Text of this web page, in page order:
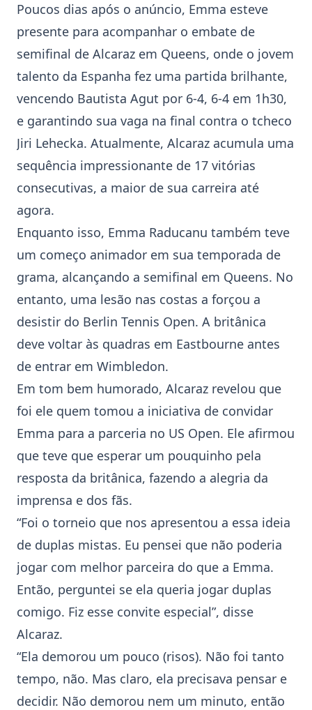
Poucos dias após o anúncio, Emma esteve
presente para acompanhar o embate de
semifinal de Alcaraz em Queens, onde o jovem
talento da Espanha fez uma partida brilhante,
vencendo Bautista Agut por 6-4, 6-4 em 1h30,
e garantindo sua vaga na final contra o tcheco
Jiri Lehecka. Atualmente, Alcaraz acumula uma
sequência impressionante de 17 vitórias
consecutivas, a maior de sua carreira até
agora.
Enquanto isso, Emma Raducanu também teve
um começo animador em sua temporada de
grama, alcançando a semifinal em Queens. No
entanto, uma lesão nas costas a forçou a
desistir do Berlin Tennis Open. A britânica
deve voltar às quadras em Eastbourne antes
de entrar em Wimbledon.
Em tom bem humorado, Alcaraz revelou que
foi ele quem tomou a iniciativa de convidar
Emma para a parceria no US Open. Ele afirmou
que teve que esperar um pouquinho pela
resposta da britânica, fazendo a alegria da
imprensa e dos fãs.
“Foi o torneio que nos apresentou a essa ideia
de duplas mistas. Eu pensei que não poderia
jogar com melhor parceira do que a Emma.
Então, perguntei se ela queria jogar duplas
comigo. Fiz esse convite especial”, disse
Alcaraz.
“Ela demorou um pouco (risos). Não foi tanto
tempo, não. Mas claro, ela precisava pensar e
decidir. Não demorou nem um minuto, então